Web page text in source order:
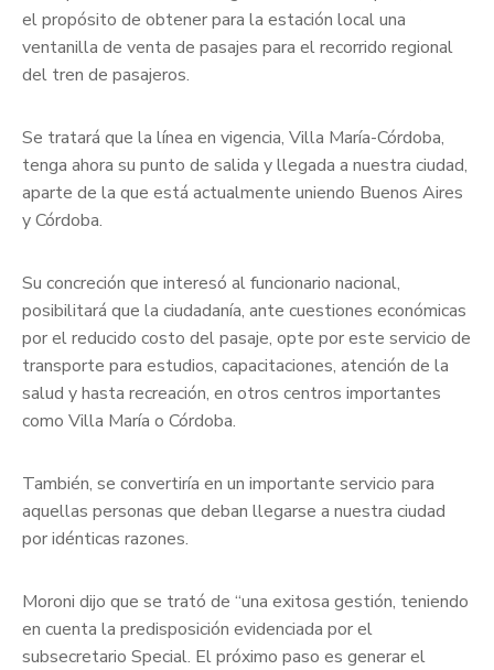
el propósito de obtener para la estación local una
ventanilla de venta de pasajes para el recorrido regional
del tren de pasajeros.
Se tratará que la línea en vigencia, Villa María-Córdoba,
tenga ahora su punto de salida y llegada a nuestra ciudad,
aparte de la que está actualmente uniendo Buenos Aires
y Córdoba.
Su concreción que interesó al funcionario nacional,
posibilitará que la ciudadanía, ante cuestiones económicas
por el reducido costo del pasaje, opte por este servicio de
transporte para estudios, capacitaciones, atención de la
salud y hasta recreación, en otros centros importantes
como Villa María o Córdoba.
También, se convertiría en un importante servicio para
aquellas personas que deban llegarse a nuestra ciudad
por idénticas razones.
Moroni dijo que se trató de “una exitosa gestión, teniendo
en cuenta la predisposición evidenciada por el
subsecretario Special. El próximo paso es generar el